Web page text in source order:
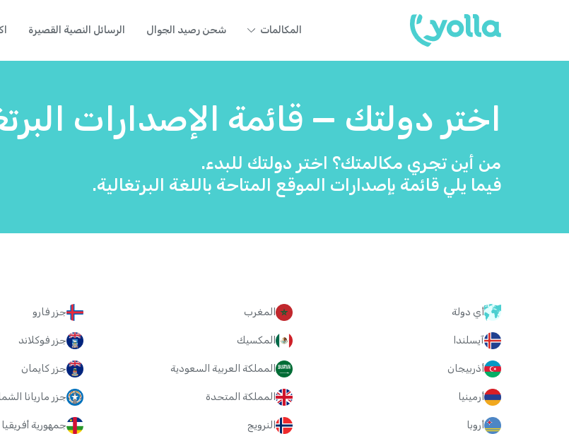
المكالمات شحن رصيد الجوال الرسائل النصية القصيرة
اختر دولتك — قائمة الإصدارات
من أين تجري مكالمتك؟ اختر دولتك للبدء.
فيما يلي قائمة بإصدارات الموقع المتاحة باللغة البرتغالية.
أي دولة
آيسلندا
أذربيجان
أرمينيا
أروبا
المغرب
المكسيك
المملكة العربية السعودية
المملكة المتحدة
النرويج
جزر فارو
جزر فوكلاند
جزر كايمان
جزر ماريانا
جمهورية